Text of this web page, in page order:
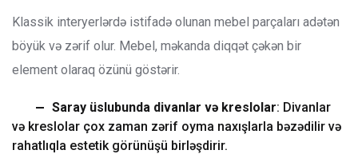
Klassik interyerlərdə istifadə olunan mebel parçaları adətən
böyük və zərif olur. Mebel, məkanda diqqət çəkən bir
element olaraq özünü göstərir.
Saray üslubunda divanlar və kreslolar: Divanlar
və kreslolar çox zaman zərif oyma naxışlarla bəzədilir və
rahatlıqla estetik görünüşü birləşdirir.